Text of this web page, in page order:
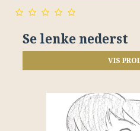
Se lenke nederst
VIS